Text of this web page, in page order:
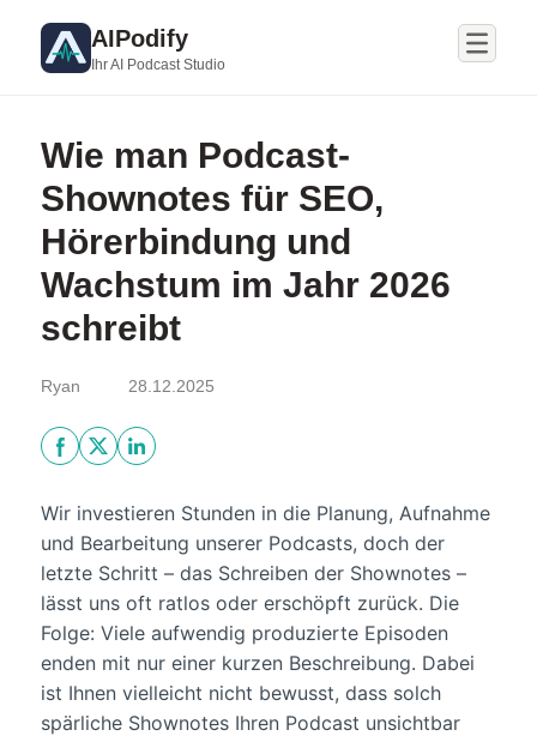
AIPodify
Ihr AI Podcast Studio
Wie man Podcast-
Shownotes für SEO,
Hörerbindung und
Wachstum im Jahr 2026
schreibt
Ryan 28.12.2025
Wir investieren Stunden in die Planung, Aufnahme
und Bearbeitung unserer Podcasts, doch der
letzte Schritt – das Schreiben der Shownotes –
lässt uns oft ratlos oder erschöpft zurück. Die
Folge: Viele aufwendig produzierte Episoden
enden mit nur einer kurzen Beschreibung. Dabei
ist Ihnen vielleicht nicht bewusst, dass solch
spärliche Shownotes Ihren Podcast unsichtbar